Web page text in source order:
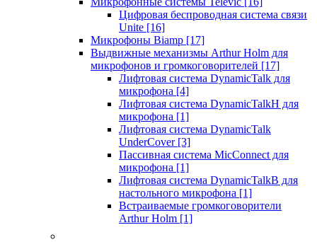
Цифровая беспроводная система связи
Unite [16]
Микрофоны Biamp [17]
Выдвижные механизмы Arthur Holm для
микрофонов и громкоговорителей [17]
Лифтовая система DynamicTalk для
микрофона [4]
Лифтовая система DynamicTalkH для
микрофона [1]
Лифтовая система DynamicTalk
UnderCover [3]
Пассивная система MicConnect для
микрофона [1]
Лифтовая система DynamicTalkB для
настольного микрофона [1]
Встраиваемые громкоговорители
Arthur Holm [1]